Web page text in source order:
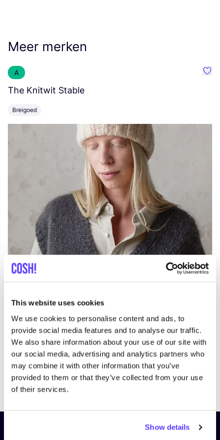
This website uses cookies
We use cookies to personalise content and ads, to
provide social media features and to analyse our traffic.
We also share information about your use of our site with
our social media, advertising and analytics partners who
may combine it with other information that you’ve
provided to them or that they’ve collected from your use
of their services.
Show details
Meer merken
A
The Knitwit Stable
Breigoed
PreviousNext
Schrijf je in op onze nieuwsbrief